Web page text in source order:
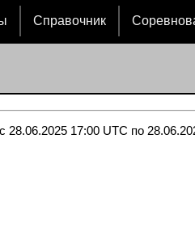
Справочник
28.06.2025 17:00 UTC по